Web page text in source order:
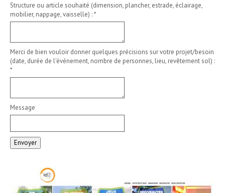
Structure ou article souhaité (dimension, plancher, estrade, éclairage,
mobilier, nappage, vaisselle) :*
Merci de bien vouloir donner quelques précisions sur votre projet/besoin
(date, durée de l'événement, nombre de personnes, lieu, revêtement sol) :
*
Message
Envoyer